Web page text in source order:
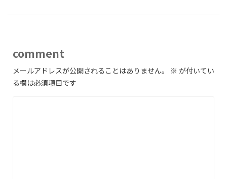
comment
メールアドレスが公開されることはありません。 ※ が付いてい
る欄は必須項目です